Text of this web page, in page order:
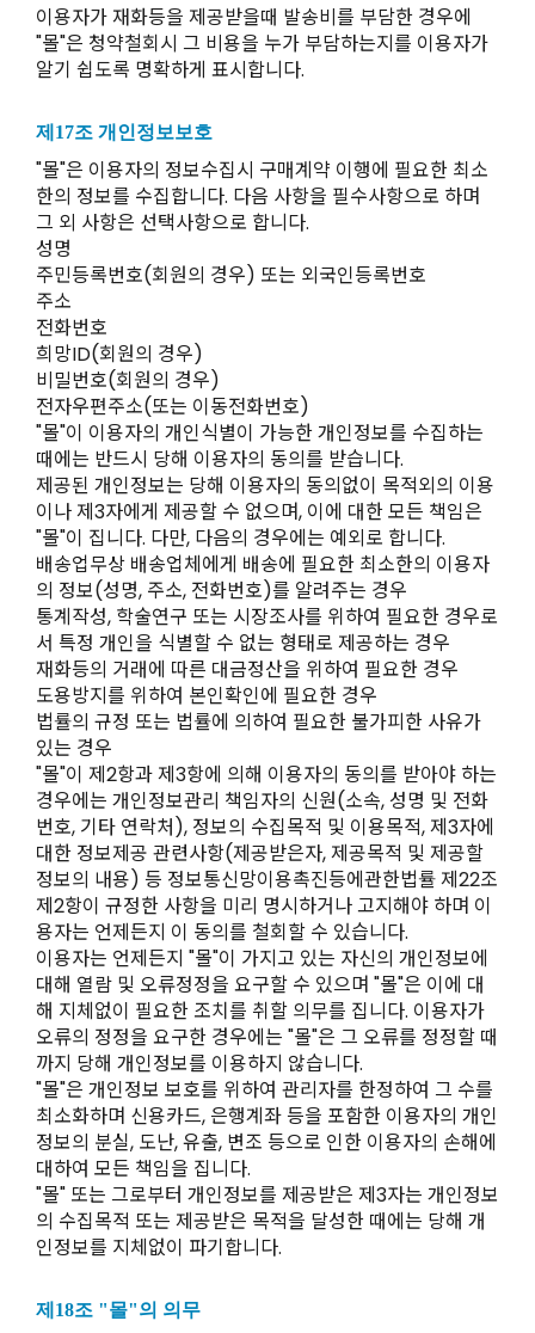
이용자가 재화등을 제공받을때 발송비를 부담한 경우에
"몰"은 청약철회시 그 비용을 누가 부담하는지를 이용자가
알기 쉽도록 명확하게 표시합니다.
제17조 개인정보보호
"몰"은 이용자의 정보수집시 구매계약 이행에 필요한 최소
한의 정보를 수집합니다. 다음 사항을 필수사항으로 하며
그 외 사항은 선택사항으로 합니다.
성명
주민등록번호(회원의 경우) 또는 외국인등록번호
주소
전화번호
희망ID(회원의 경우)
비밀번호(회원의 경우)
전자우편주소(또는 이동전화번호)
"몰"이 이용자의 개인식별이 가능한 개인정보를 수집하는
때에는 반드시 당해 이용자의 동의를 받습니다.
제공된 개인정보는 당해 이용자의 동의없이 목적외의 이용
이나 제3자에게 제공할 수 없으며, 이에 대한 모든 책임은
"몰"이 집니다. 다만, 다음의 경우에는 예외로 합니다.
배송업무상 배송업체에게 배송에 필요한 최소한의 이용자
의 정보(성명, 주소, 전화번호)를 알려주는 경우
통계작성, 학술연구 또는 시장조사를 위하여 필요한 경우로
서 특정 개인을 식별할 수 없는 형태로 제공하는 경우
재화등의 거래에 따른 대금정산을 위하여 필요한 경우
도용방지를 위하여 본인확인에 필요한 경우
법률의 규정 또는 법률에 의하여 필요한 불가피한 사유가
있는 경우
"몰"이 제2항과 제3항에 의해 이용자의 동의를 받아야 하는
경우에는 개인정보관리 책임자의 신원(소속, 성명 및 전화
번호, 기타 연락처), 정보의 수집목적 및 이용목적, 제3자에
대한 정보제공 관련사항(제공받은자, 제공목적 및 제공할
정보의 내용) 등 정보통신망이용촉진등에관한법률 제22조
제2항이 규정한 사항을 미리 명시하거나 고지해야 하며 이
용자는 언제든지 이 동의를 철회할 수 있습니다.
이용자는 언제든지 "몰"이 가지고 있는 자신의 개인정보에
대해 열람 및 오류정정을 요구할 수 있으며 "몰"은 이에 대
해 지체없이 필요한 조치를 취할 의무를 집니다. 이용자가
오류의 정정을 요구한 경우에는 "몰"은 그 오류를 정정할 때
까지 당해 개인정보를 이용하지 않습니다.
"몰"은 개인정보 보호를 위하여 관리자를 한정하여 그 수를
최소화하며 신용카드, 은행계좌 등을 포함한 이용자의 개인
정보의 분실, 도난, 유출, 변조 등으로 인한 이용자의 손해에
대하여 모든 책임을 집니다.
"몰" 또는 그로부터 개인정보를 제공받은 제3자는 개인정보
의 수집목적 또는 제공받은 목적을 달성한 때에는 당해 개
인정보를 지체없이 파기합니다.
제18조 "몰"의 의무